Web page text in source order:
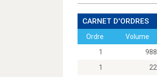
CARNET D'ORDRES
Ordre Volume
1
988
1
22